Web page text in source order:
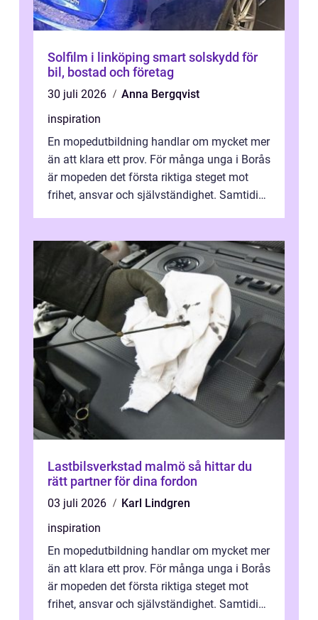
Solfilm i linköping smart solskydd för
bil, bostad och företag
30 juli 2026
Anna Bergqvist
inspiration
En mopedutbildning handlar om mycket mer
än att klara ett prov. För många unga i Borås
är mopeden det första riktiga steget mot
frihet, ansvar och självständighet. Samtidigt
Lastbilsverkstad malmö så hittar du
rätt partner för dina fordon
03 juli 2026
Karl Lindgren
inspiration
En mopedutbildning handlar om mycket mer
än att klara ett prov. För många unga i Borås
är mopeden det första riktiga steget mot
frihet, ansvar och självständighet. Samtidigt